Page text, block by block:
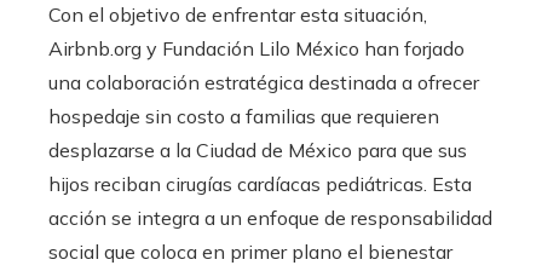
Con el objetivo de enfrentar esta situación,
Airbnb.org y Fundación Lilo México han forjado
una colaboración estratégica destinada a ofrecer
hospedaje sin costo a familias que requieren
desplazarse a la Ciudad de México para que sus
hijos reciban cirugías cardíacas pediátricas. Esta
acción se integra a un enfoque de responsabilidad
social que coloca en primer plano el bienestar